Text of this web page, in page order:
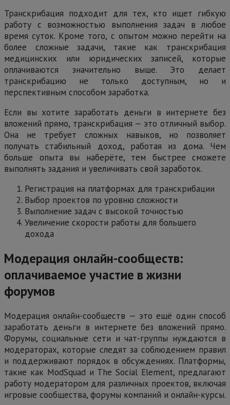
Транскрибация подходит для тех, кто ищет гибкую
работу с возможностью выполнения задач в любое
время суток. Кроме того, с опытом можно перейти на
более сложные задачи, такие как транскрибация
медицинских или юридических записей, которые
оплачиваются значительно выше. Это делает
транскрибацию не только доступным, но и
перспективным способом заработка.
Если вы хотите заработать деньги в интернете без
вложений прямо, транскрибация — это отличный выбор.
Она не требует сложных навыков, но позволяет
получать стабильный доход, работая из дома. Чем
больше опыта вы наберёте, тем быстрее сможете
выполнять задания и увеличивать свой заработок.
Регистрация на платформах для транскрибации
Выбор проектов по уровню сложности
Выполнение задач с высокой точностью
Увеличение скорости работы для большего
дохода
Модерация онлайн-сообществ:
оплачиваемое участие в жизни
форумов
Модерация онлайн-сообществ — это ещё один способ
заработать деньги в интернете без вложений прямо.
Форумы, социальные сети и чат-группы нуждаются в
модераторах, которые следят за соблюдением правил
и поддерживают порядок в обсуждениях. Платформы,
такие как ModSquad и The Social Element, предлагают
работу модератором для различных проектов, включая
игровые сообщества, форумы компаний и онлайн-курсы.